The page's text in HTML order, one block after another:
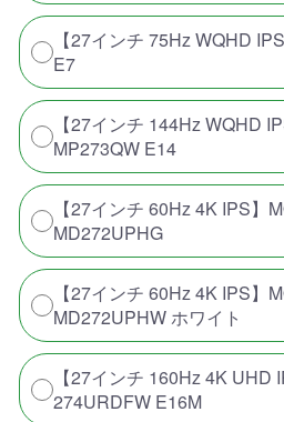
【27インチ 75Hz WQHD
E7
【27インチ 144Hz WQHD
MP273QW E14
【27インチ 60Hz 4K IPS】
MD272UPHG
【27インチ 60Hz 4K IPS】
MD272UPHW ホワイト
【27インチ 160Hz 4K UHD
274URDFW E16M